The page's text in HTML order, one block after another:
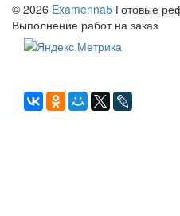
© 2026 Examenna5 Готовые
Выполнение работ на заказ